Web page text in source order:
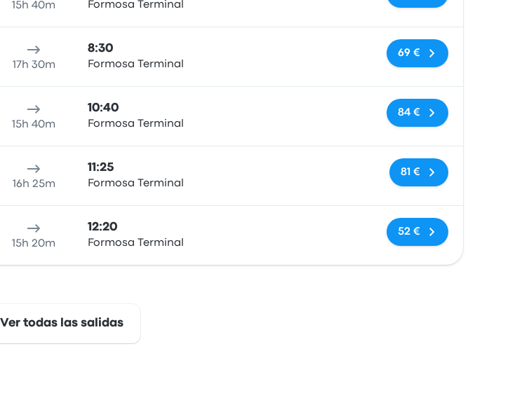
15h 40m Formosa Terminal
17h 30m
8:30
Formosa Terminal
Sin etiquetas
69 €
15h 40m
10:40
Formosa Terminal
Sin etiquetas
84 €
16h 25m
11:25
Formosa Terminal
Sin etiquetas
81 €
15h 20m
12:20
Formosa Terminal
Sin etiquetas
52 €
Ver todas las salidas